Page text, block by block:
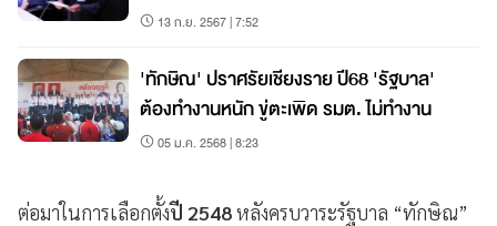
13 ก.ย. 2567 | 7:52
'ทักษิณ' ปราศรัยเชียงราย ปี68 'รัฐบาล'
ต้องทำงานหนัก ขู่ตะเพิด รมต. ไม่ทำงาน
05 ม.ค. 2568 | 8:23
ต่อมาในการเลือกตั้งปี 2548หลังครบวาระรัฐบาล “ทักษิณ”